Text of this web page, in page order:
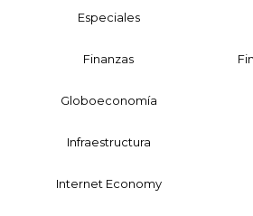
Especiales
Finanzas
Globoeconomía
Infraestructura
Internet Economy